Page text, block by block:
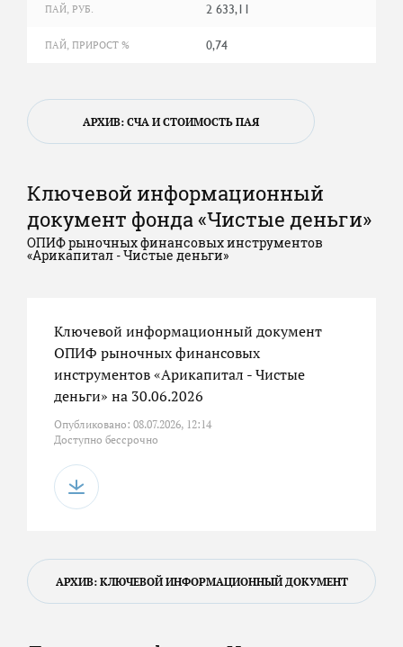
ПАЙ, РУБ. 2 633,11
ПАЙ, ПРИРОСТ % 0,74
АРХИВ: СЧА И СТОИМОСТЬ ПАЯ
Ключевой информационный
документ фонда «Чистые деньги»
ОПИФ рыночных финансовых инструментов
«Арикапитал - Чистые деньги»
Ключевой информационный документ
ОПИФ рыночных финансовых
инструментов «Арикапитал - Чистые
деньги» на 30.06.2026
Опубликовано: 08.07.2026, 12:14
Доступно бессрочно
АРХИВ: КЛЮЧЕВОЙ ИНФОРМАЦИОННЫЙ ДОКУМЕНТ